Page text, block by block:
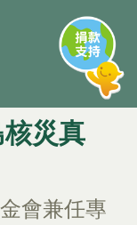
核災真
會兼任專